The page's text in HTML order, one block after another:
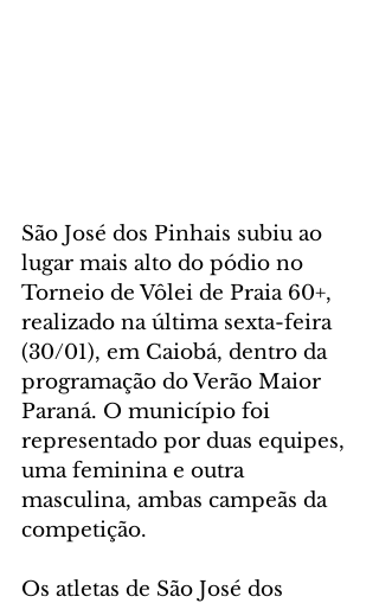
São José dos Pinhais subiu ao
lugar mais alto do pódio no
Torneio de Vôlei de Praia 60+,
realizado na última sexta-feira
(30/01), em Caiobá, dentro da
programação do Verão Maior
Paraná. O município foi
representado por duas equipes,
uma feminina e outra
masculina, ambas campeãs da
competição.
Os atletas de São José dos